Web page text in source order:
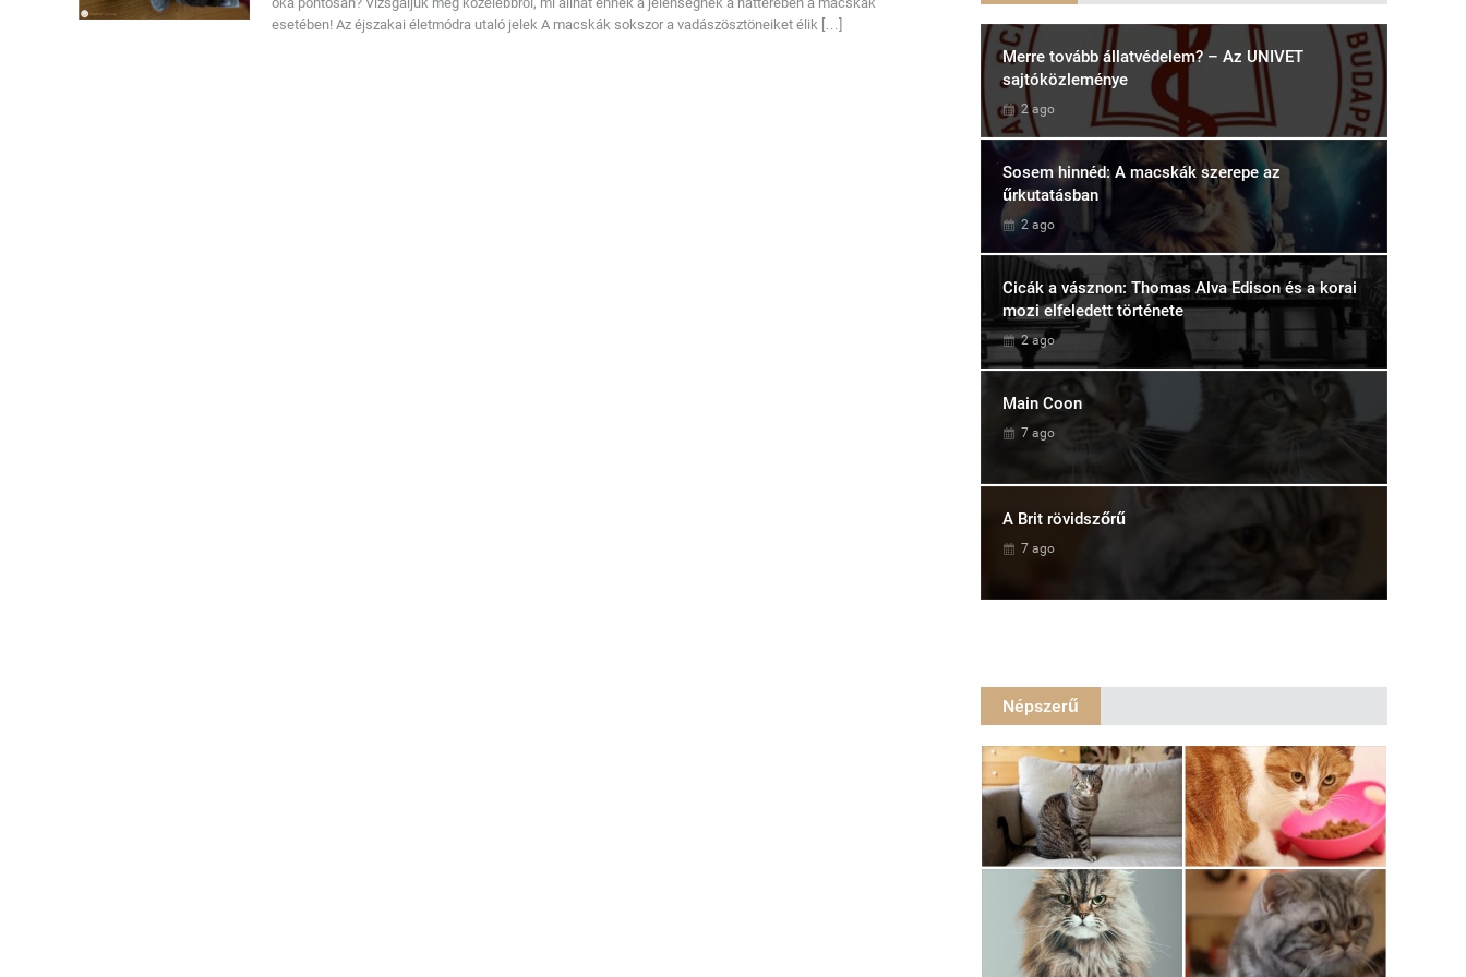
esetében! Az éjszakai életmódra utaló jelek A macskák sokszor a vadászösztöneiket élik […]
Merre tovább állatvédelem? – Az UNIVET
sajtóközleménye
2 ago
Sosem hinnéd: A macskák szerepe az
űrkutatásban
2 ago
Cicák a vásznon: Thomas Alva Edison és a korai
mozi elfeledett története
2 ago
Main Coon
7 ago
A Brit rövidszőrű
7 ago
Népszerű